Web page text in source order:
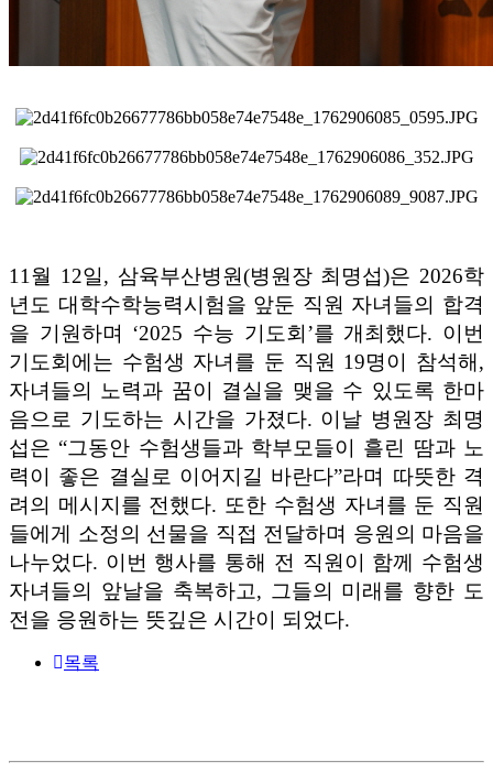
11 월 12일, 삼육부산병원(병원장 최명섭)은 2026학
년도 대학수학능력시험을 앞둔 직원 자녀들의 합격
을 기원하며 ‘2025 수능 기도회’를 개최했다. 이번
기도회에는 수험생 자녀를 둔 직원 19명이 참석해,
자녀들의 노력과 꿈이 결실을 맺을 수 있도록 한마
음으로 기도하는 시간을 가졌다. 이날 병원장 최명
섭은 “그동안 수험생들과 학부모들이 흘린 땀과 노
력이 좋은 결실로 이어지길 바란다”라며 따뜻한 격
려의 메시지를 전했다. 또한 수험생 자녀를 둔 직원
들에게 소정의 선물을 직접 전달하며 응원의 마음을
나누었다. 이번 행사를 통해 전 직원이 함께 수험생
자녀들의 앞날을 축복하고, 그들의 미래를 향한 도
전을 응원하는 뜻깊은 시간이 되었다.
목록